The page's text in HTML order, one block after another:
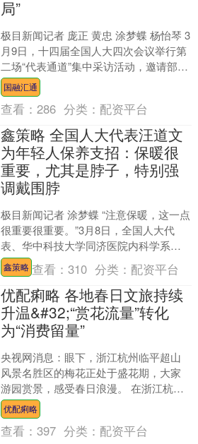
局”
极目新闻记者 庞正 黄忠 涂梦蝶 杨怡琴 3
月9日，十四届全国人大四次会议举行第
二场“代表通道”集中采访活动，邀请部分
全国人大代表接受采访。 全国人大代
表、广西....
国融汇通
查看：286 分类： 配资平台
鑫策略 全国人大代表汪道文
为年轻人保养支招：保暖很
重要，尤其是脖子，特别强
调戴围脖
极目新闻记者 涂梦蝶 “注意保暖，这一点
很重要很重要。”3月8日，全国人大代
表、华中科技大学同济医院内科学系名
誉主任汪道文接受记者采访时为年轻人
保养支招。 “现....
鑫策略 查看：310 分类： 配资平台
优配痢略 各地春日文旅持续
升温&#32;“赏花流量”转化
为“消费留量”
央视网消息：眼下，浙江杭州临平超山
风景名胜区的梅花正处于盛花期，大家
游园赏景，感受春日浪漫。 在浙江杭州
的这片梅海，游人如织。抬眼望去，粉
白相间的花朵层层叠叠，....
优配痢略
查看：397 分类： 配资平台